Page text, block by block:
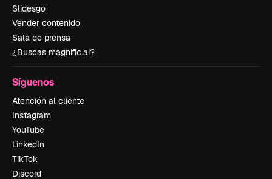
Slidesgo
Vender contenido
Sala de prensa
¿Buscas magnific.ai?
Síguenos
Atención al cliente
Instagram
YouTube
LinkedIn
TikTok
Discord